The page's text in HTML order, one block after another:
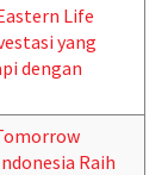
Life
yang
dengan
Raih